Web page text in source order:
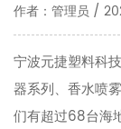
作者：管理员 /
宁波元捷塑料科
器系列、香水喷
们有超过68台海